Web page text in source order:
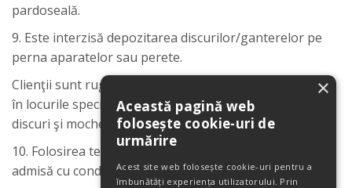
pardoseală.
9. Este interzisă depozitarea discurilor/ganterelor pe
perna aparatelor sau perete.
Clienţii sunt rugaţi să aranjeze greutăţile după folosire
în locurile special amenajate (suport gantere, support
discuri şi mocheta specială).
10. Folosirea telefoanelor mobile în sala de fitness este
admisă cu condiţia de a nu deranja ceilalţi clienţi.
Această pagină web
folosește cookie-uri de
urmărire
Acest site web folosește cookie-uri pentru a
îmbunătăți experiența utilizatorului. Prin
×